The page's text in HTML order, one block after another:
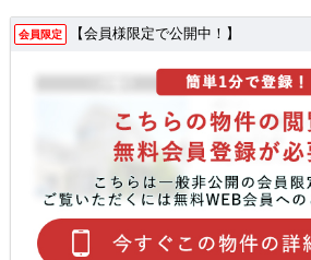
会員限定 【会員様限定で公開中！】